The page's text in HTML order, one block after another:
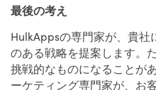
最後の考え
HulkAppsの専門家が、貴
のある戦略を提案します。
挑戦的なものになることが
ーケティング専門家が、お